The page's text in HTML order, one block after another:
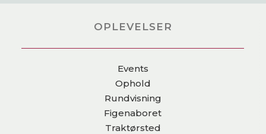
OPLEVELSER
Events
Ophold
Rundvisning
Figenaboret
Traktørsted